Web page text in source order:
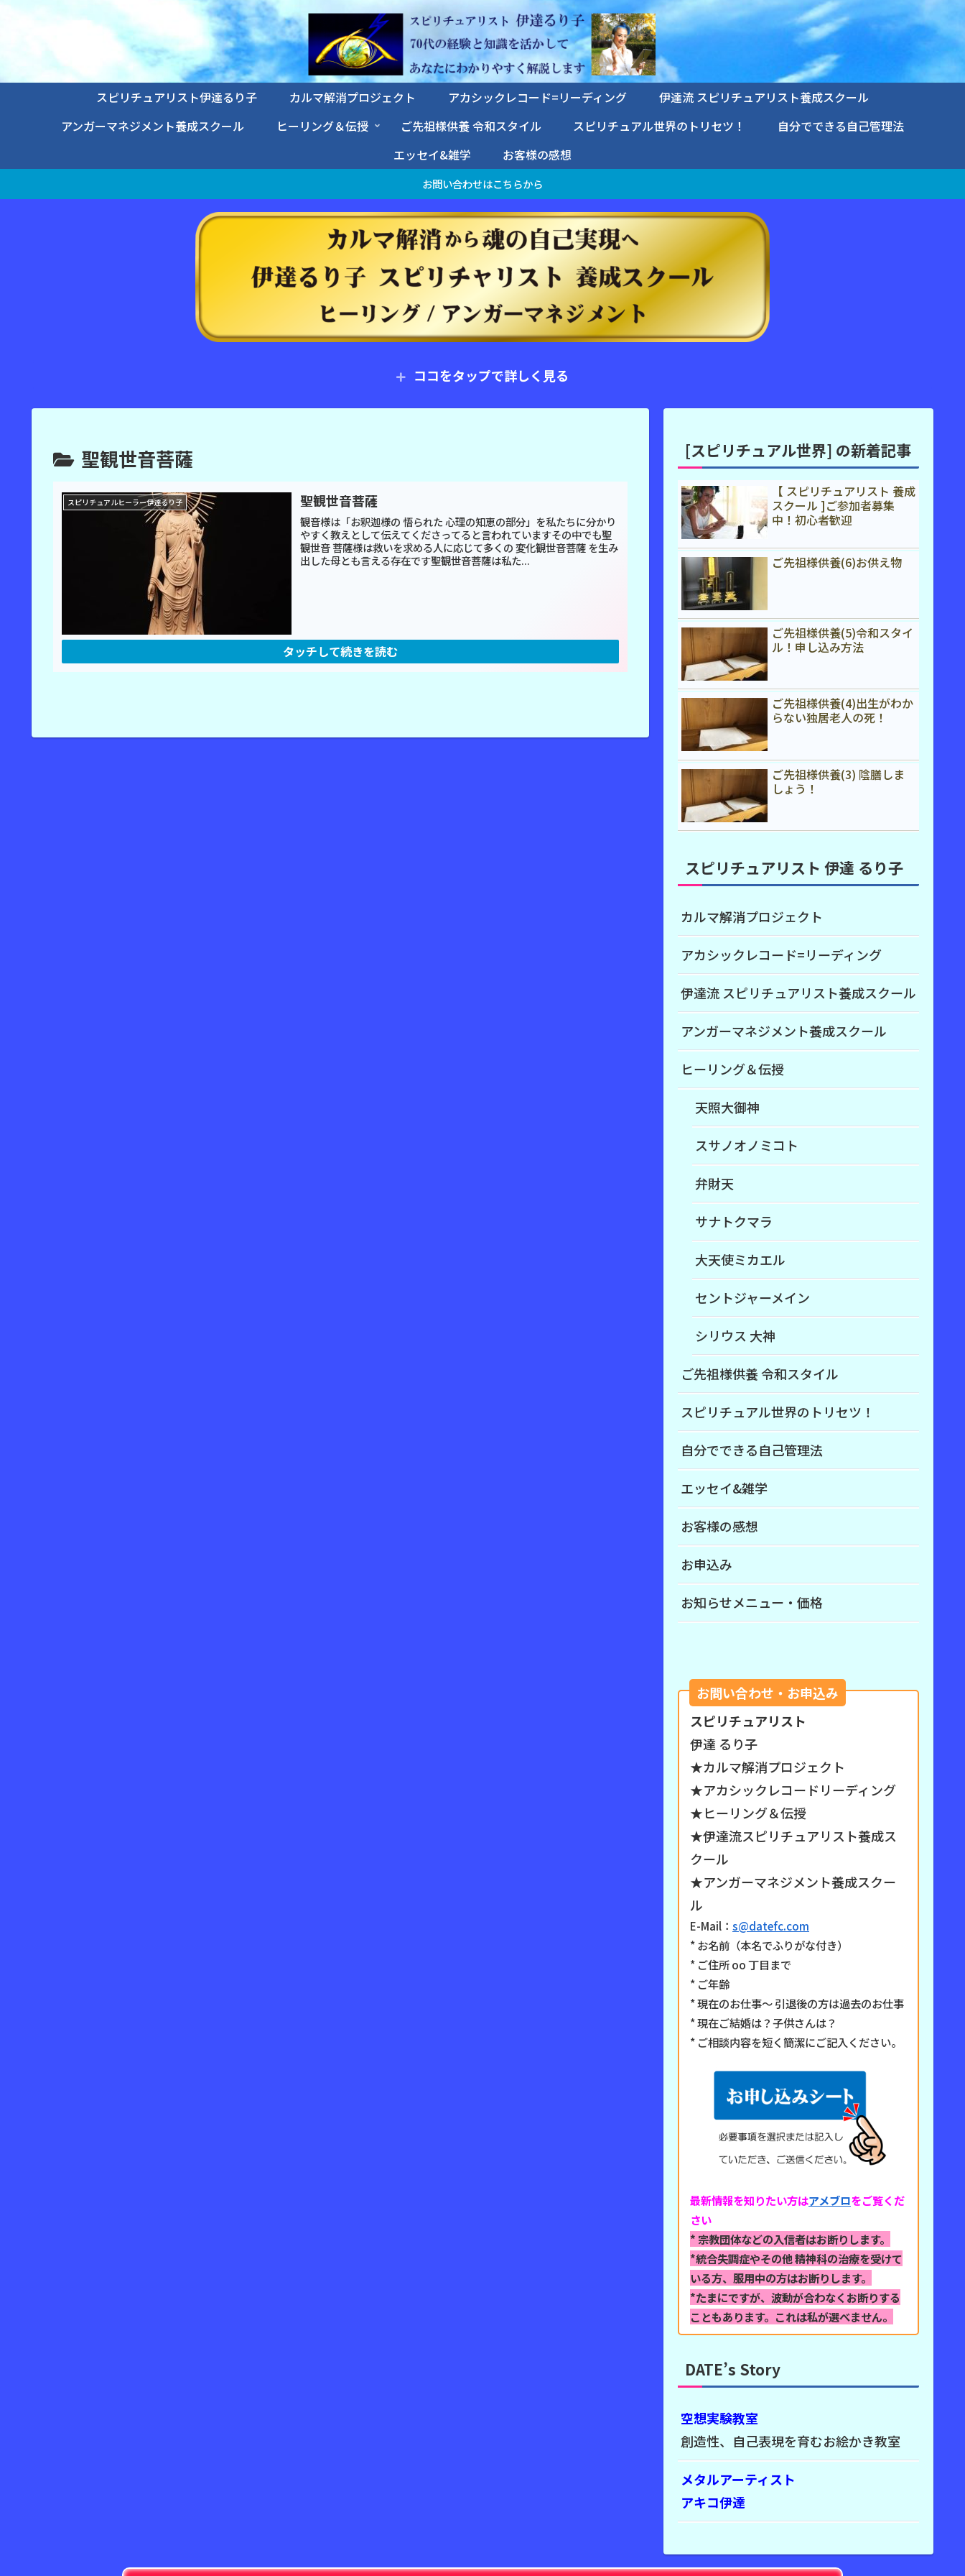
スピリチュアリスト伊達るり子 カルマ解消プロジェクト アカシックレコード=リーディング
伊達流 スピリチュアリスト養成スクール
アンガーマネジメント養成スクール
ヒーリング＆伝授 ご先祖様供養 令和スタイル スピリチュアル世界のトリセツ！
自分でできる自己管理法
エッセイ&雑学
お客様の感想
お問い合わせはこちらから
ココをタップで詳しく見る
聖観世音菩薩
スピリチュアルヒーラー伊達るり子 聖観世音菩薩
観音様は「お釈迦様の 悟られた 心理の知恵の部分」を私たちに分かり
やすく教えとして伝えてくださってると言われていますその中でも聖
観世音 菩薩様は救いを求める人に応じて多くの 変化観世音菩薩 を生み
出した母とも言える存在です聖観世音菩薩は私た...
[スピリチュアル世界] の新着記事
【 スピリチュアリスト 養成
スクール ]ご参加者募集
中！初心者歓迎
ご先祖様供養(6)お供え物
ご先祖様供養(5)令和スタイ
ル！申し込み方法
ご先祖様供養(4)出生がわか
らない独居老人の死！
ご先祖様供養(3) 陰膳しま
しょう！
スピリチュアリスト 伊達 るり子
カルマ解消プロジェクト
アカシックレコード=リーディング
伊達流 スピリチュアリスト養成スクール
アンガーマネジメント養成スクール
ヒーリング＆伝授
天照大御神
スサノオノミコト
弁財天
サナトクマラ
大天使ミカエル
セントジャーメイン
シリウス 大神
ご先祖様供養 令和スタイル
スピリチュアル世界のトリセツ！
自分でできる自己管理法
エッセイ&雑学
お客様の感想
お申込み
お知らせメニュー・価格
お問い合わせ・お申込み
スピリチュアリスト
伊達 るり子
★カルマ解消プロジェクト
★アカシックレコードリーディング
★ヒーリング＆伝授
★伊達流スピリチュアリスト養成ス
クール
★アンガーマネジメント養成スクー
ル
E-Mail： s@datefc.com
* お名前（本名でふりがな付き）
* ご住所 oo 丁目まで
* ご年齢
* 現在のお仕事〜 引退後の方は過去のお仕事
* 現在ご結婚は？子供さんは？
* ご相談内容を短く簡潔にご記入ください。
最新情報を知りたい方はアメブロをご覧くだ
さい
* 宗教団体などの入信者はお断りします。
*統合失調症やその他 精神科の治療を受けて
いる方、 服用中の方はお断りします。
*たまにですが、波動が合わなくお断りする
こともあります。 これは私が選べません。
DATE’s Story
空想実験教室
創造性、自己表現を育むお絵かき教室
メタルアーティスト
アキコ伊達